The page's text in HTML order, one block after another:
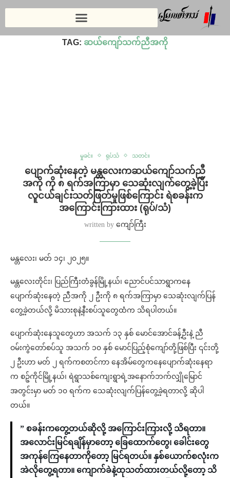
ဆယ်ကျော်သက်ညီအကို
TAG: ဆယ်ကျော်သက်ညီအကို
မှုခင်း ရုပ်သံ သတင်း
ပျောက်ဆုံးနေတဲ့ မန္တလေးကဆယ်ကျော်သက်ညီ
အကို ကို ၈ ရက်အကြာမှာ သေဆုံးလျက်တွေ့ခဲ့ပြီး
လူငယ်ချင်းသတ်ဖြတ်မှုဖြစ်ကြောင်း ရဲစခန်းက
အကြောင်းကြားထား (ရုပ်/သံ)
written by ကျော်ကြီး
မန္တလေး၊ မတ် ၁၄၊ ၂၀၂၅။
မန္တလေးတိုင်း၊ ပြည်ကြီးတံခွန်မြို့နယ်၊ ညောင်ပင်သာရွာကနေ
ပျောက်ဆုံးနေတဲ့ ညီအကို ၂ ဦးကို ၈ ရက်အကြာမှာ သေဆုံးလျက်ပြန်
တွေ့ခဲ့တယ်လို့ မိသားစုနဲ့နီးစပ်သူတွေထံက သိရပါတယ်။
ပျောက်ဆုံးနေသူတွေဟာ အသက် ၁၃ နှစ် မောင်အောင်ခန့်ဦးနဲ့ ညီ
ဝမ်းကွဲတော်စပ်သူ အသက် ၁၀ နှစ် မောင်ပြည့်စုံကျော်တို့ဖြစ်ပြီး ၎င်းတို့
၂ ဦးဟာ မတ် ၂ ရက်ကစတင်ကာ နေအိမ်တွေကနေပျောက်ဆုံးနေရာ
က စဉ့်ကိုင်မြို့နယ်၊ ရဲရွာသစ်ကျေးရွာရဲ့အနောက်ဘက်လျှိုမြောင်
အတွင်းမှာ မတ် ၁၀ ရက်က သေဆုံးလျက်ပြန်တွေ့ခဲ့ရတာလို့ ဆိုပါ
တယ်။
” စခန်းကတွေ့တယ်ဆိုလို့ အကြောင်းကြားလို့ သိရတာ။
အလောင်းမြင်ရချိန်မှာတော့ ခြေထောက်တွေ၊ ခေါင်းတွေ
အကုန်ကြေနေတာကိုတော့ မြင်ရတယ်။ နှစ်ယောက်စလုံးက
အဲလိုတွေ့ရတာ။ ကျောက်ခဲနဲ့ထုသတ်ထားတယ်လို့တော့ သိ